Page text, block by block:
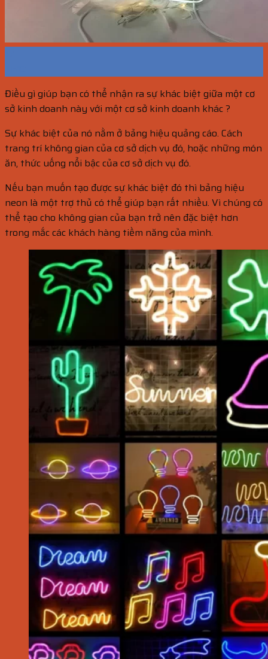
Điều gì giúp bạn có thể nhận ra sự khác biệt giữa một cơ
sở kinh doanh này với một cơ sở kinh doanh khác ?
Sự khác biệt của nó nằm ở bảng hiệu quảng cáo. Cách
trang trí không gian của cơ sở dịch vụ đó, hoặc những món
ăn, thức uống nổi bậc của cơ sở dịch vụ đó.
Nếu bạn muốn tạo được sự khác biệt đó thì bảng hiệu
neon là một trợ thủ có thể giúp bạn rất nhiều. Vì chúng có
thể tạo cho không gian của bạn trở nên đặc biệt hơn
trong mắc các khách hàng tiềm năng của mình.